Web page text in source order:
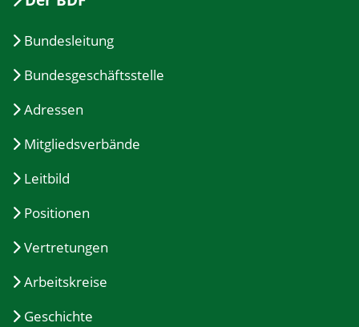
Bundesleitung
Bundesgeschäftsstelle
Adressen
Mitgliedsverbände
Leitbild
Positionen
Vertretungen
Arbeitskreise
Geschichte